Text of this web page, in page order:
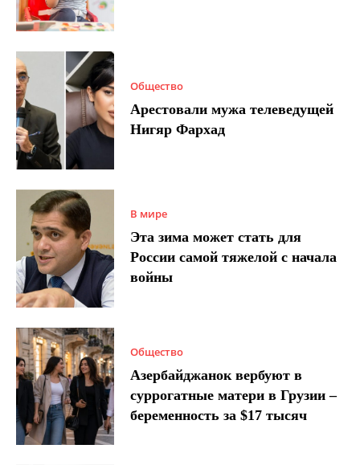
Общество
Арестовали мужа телеведущей
Нигяр Фархад
В мире
Эта зима может стать для
России самой тяжелой с начала
войны
Общество
Азербайджанок вербуют в
суррогатные матери в Грузии –
беременность за $17 тысяч